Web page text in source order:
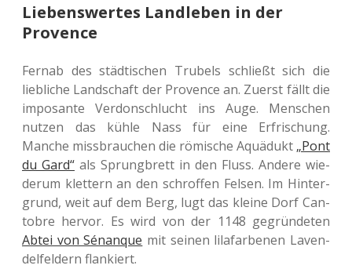
Liebenswertes Landleben in der
Provence
Fernab des städ­ti­schen Tru­bels schließt sich die
lieb­li­che Land­schaft der Pro­vence an. Zuerst fällt die
impo­san­te Ver­don­schlucht ins Auge. Men­schen
nutzen das kühle Nass für eine Erfri­schung.
Manche miss­brau­chen die römi­sche Aquä­dukt„Pont
du Gard“ als Sprung­brett in den Fluss. Andere wie­
der­um klet­tern an den schrof­fen Felsen. Im Hin­ter­
grund, weit auf dem Berg, lugt das kleine Dorf Can­
tobre hervor. Es wird von der 1148 gegrün­de­ten
Abtei von Sénan­que mit seinen lila­far­be­nen Laven­
del­fel­dern flankiert.